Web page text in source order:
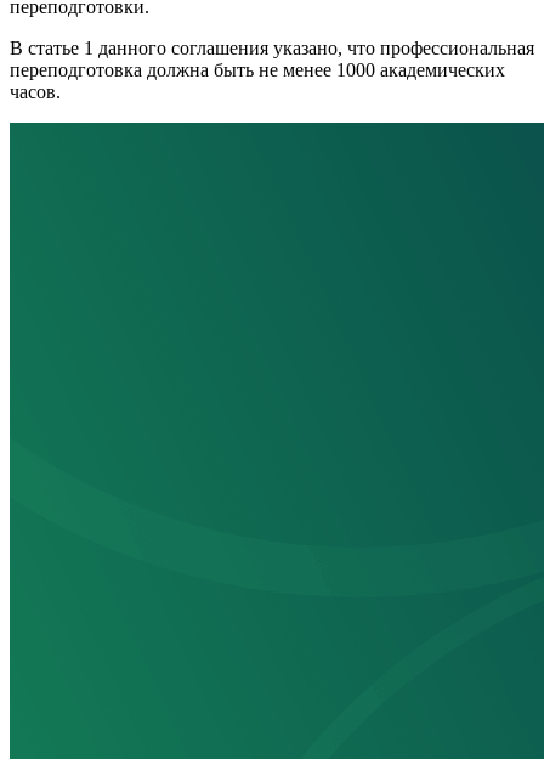
переподготовки.
В статье 1 данного соглашения указано, что профессиональная
переподготовка должна быть не менее 1000 академических
часов.